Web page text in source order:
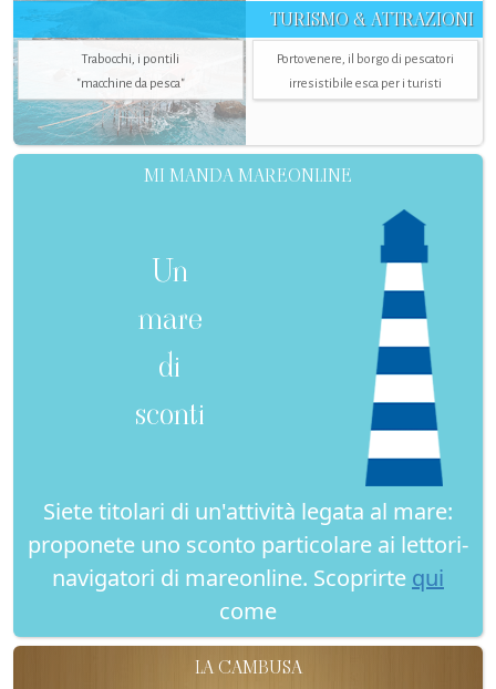
TURISMO & ATTRAZIONI
Trabocchi, i pontili
"macchine da pesca"
Portovenere, il borgo di pescatori
irresistibile esca per i turisti
MI MANDA MAREONLINE
Un
mare
di
sconti
Siete titolari di un'attività legata al mare:
proponete uno sconto particolare ai lettori-
navigatori di mareonline. Scoprirte qui
come
LA CAMBUSA